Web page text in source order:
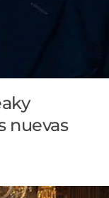
nuevas